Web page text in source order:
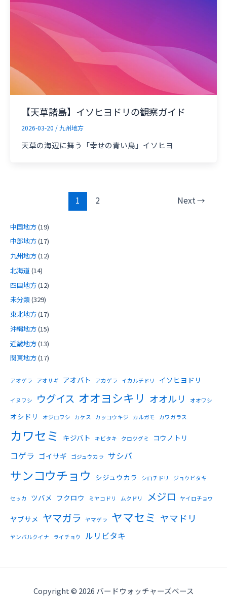
【天草諸島】イソヒヨドリの観察ガイド
2026-03-20 /九州地方
天草の海辺に舞う「幸せの青い鳥」イソヒヨ
の
ー
ジ
送
り
1 2 Next→
中国地方(19)
中部地方(17)
九州地方(12)
北海道 (14)
四国地方(12)
未分類(329)
東北地方(17)
沖縄地方(15)
近畿地方(13)
関東地方(17)
アオゲラ アオサギ アオバト アカゲラ イカルチドリ イソヒヨドリ
イヌワシ ウグイス オオヨシキリ オオルリ オオワシ
オシドリ オジロワシ カケス カッコウキジ カルガモ カワガラス
カワセミ キジバト キビタキ クロツグミ コウノトリ
コゲラ ゴイサギ ゴジュウカラ サシバ
サンコウチョウ シジュウカラ シロチドリ ジョウビタキ
セッカ ツバメ フクロウ ミヤコドリ ムクドリ メジロ ヤイロチョウ
ヤブサメ ヤマガラ ヤマゲラ ヤマセミ ヤマドリ
ヤンバルクイナ ライチョウ ルリビタキ
Copyright © 2026 バードウォッチャーズベース